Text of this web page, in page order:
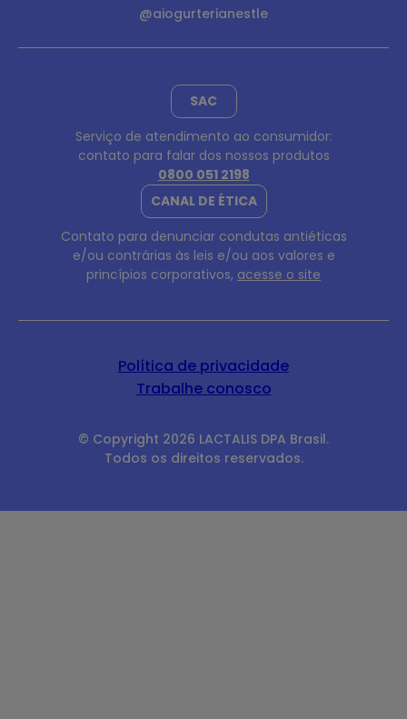
@aiogurterianestle
SAC
Serviço de atendimento ao consumidor:
contato para falar dos nossos produtos
0800 051 2198
CANAL DE ÉTICA
Contato para denunciar condutas antiéticas
e/ou contrárias às leis e/ou aos valores e
princípios corporativos, acesse o site
Política de privacidade
Trabalhe conosco
© Copyright 2026 LACTALIS DPA Brasil.
Todos os direitos reservados.